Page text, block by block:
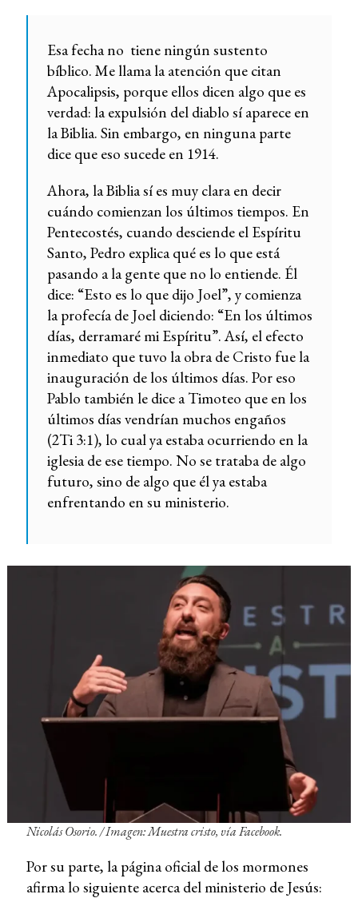
Esa fecha no tiene ningún sustento
bíblico. Me llama la atención que citan
Apocalipsis, porque ellos dicen algo que es
verdad: la expulsión del diablo sí aparece en
la Biblia. Sin embargo, en ninguna parte
dice que eso sucede en 1914.
Ahora, la Biblia sí es muy clara en decir
cuándo comienzan los últimos tiempos. En
Pentecostés, cuando desciende el Espíritu
Santo, Pedro explica qué es lo que está
pasando a la gente que no lo entiende. Él
dice: “Esto es lo que dijo Joel”, y comienza
la profecía de Joel diciendo: “En los últimos
días, derramaré mi Espíritu”. Así, el efecto
inmediato que tuvo la obra de Cristo fue la
inauguración de los últimos días. Por eso
Pablo también le dice a Timoteo que en los
últimos días vendrían muchos engaños
(2Ti 3:1), lo cual ya estaba ocurriendo en la
iglesia de ese tiempo. No se trataba de algo
futuro, sino de algo que él ya estaba
enfrentando en su ministerio.
Nicolás Osorio. /Imagen: Muestra cristo, vía Facebook.
Por su parte, la página oficial de los mormones
afirma lo siguiente acerca del ministerio de Jesús: